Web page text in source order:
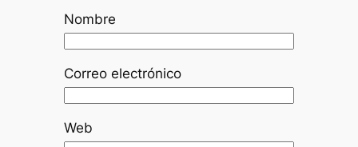
Nombre
Correo electrónico
Web